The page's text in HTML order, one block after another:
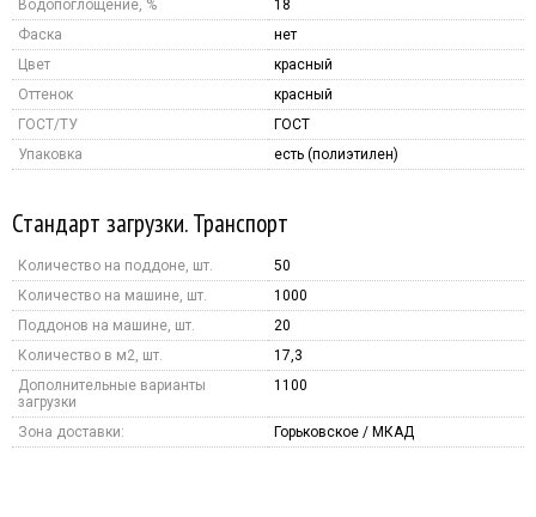
Водопоглощение, %
18
Фаска
нет
Цвет
красный
Оттенок
красный
ГОСТ/ТУ
ГОСТ
Упаковка
есть (полиэтилен)
Стандарт загрузки. Транспорт
Количество на поддоне, шт.
50
Количество на машине, шт.
1000
Поддонов на машине, шт.
20
Количество в м2, шт.
17,3
Дополнительные варианты
загрузки
1100
Зона доставки: Горьковское / МКАД